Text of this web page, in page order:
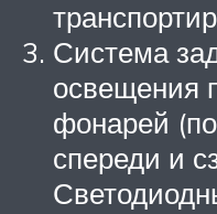
Система
освещения
фонарей
спереди и